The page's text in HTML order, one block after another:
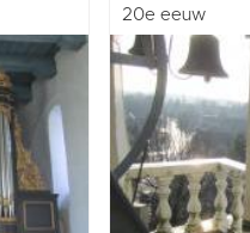
20e eeuw